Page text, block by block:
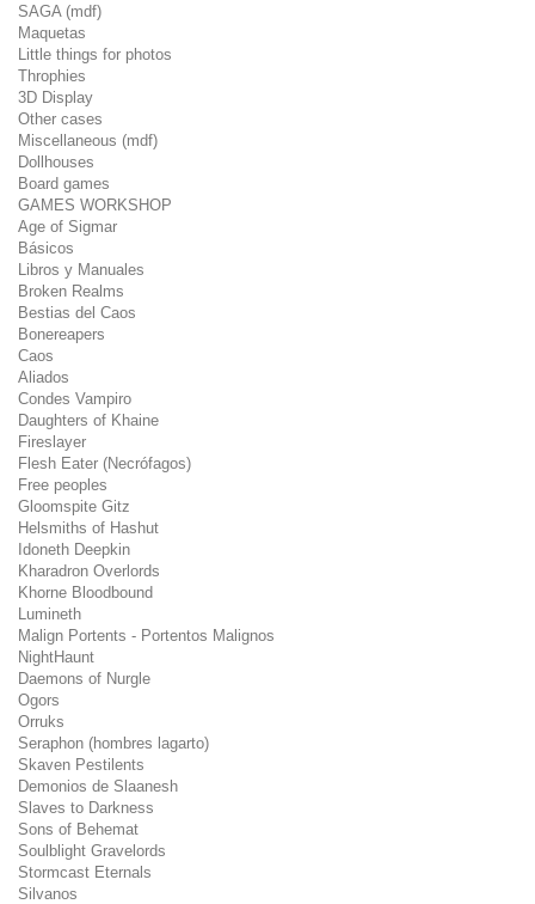
SAGA (mdf)
Maquetas
Little things for photos
Throphies
3D Display
Other cases
Miscellaneous (mdf)
Dollhouses
Board games
GAMES WORKSHOP
Age of Sigmar
Básicos
Libros y Manuales
Broken Realms
Bestias del Caos
Bonereapers
Caos
Aliados
Condes Vampiro
Daughters of Khaine
Fireslayer
Flesh Eater (Necrófagos)
Free peoples
Gloomspite Gitz
Helsmiths of Hashut
Idoneth Deepkin
Kharadron Overlords
Khorne Bloodbound
Lumineth
Malign Portents - Portentos Malignos
NightHaunt
Daemons of Nurgle
Ogors
Orruks
Seraphon (hombres lagarto)
Skaven Pestilents
Demonios de Slaanesh
Slaves to Darkness
Sons of Behemat
Soulblight Gravelords
Stormcast Eternals
Silvanos